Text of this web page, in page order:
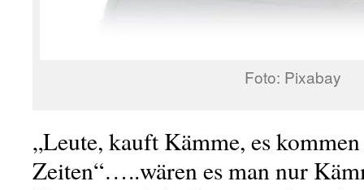
Foto: Pixabay
„Leute, kauft Kämme, es
Zeiten“…..wären es man nur